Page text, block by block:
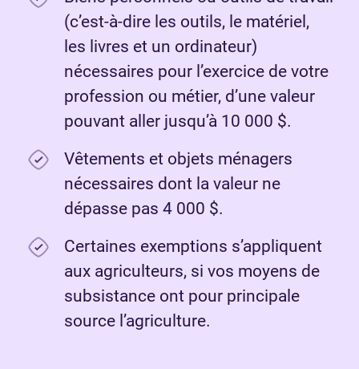
(c’est-à-dire les outils, le matériel,
les livres et un ordinateur)
nécessaires pour l’exercice de votre
profession ou métier, d’une valeur
pouvant aller jusqu’à 10 000 $.
Vêtements et objets ménagers
nécessaires dont la valeur ne
dépasse pas 4 000 $.
Certaines exemptions s’appliquent
aux agriculteurs, si vos moyens de
subsistance ont pour principale
source l’agriculture.